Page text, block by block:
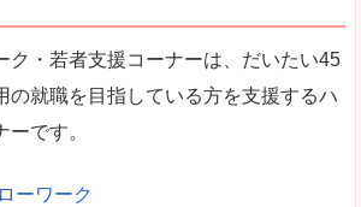
ク・若者支援コーナーは、だいたい45
の就職を目指している方を支援するハ
ーです。
ーワーク